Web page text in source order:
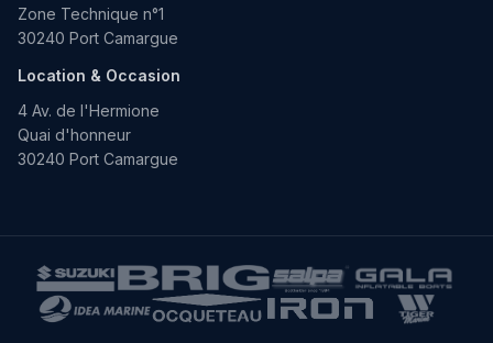
Zone Technique n°1
30240 Port Camargue
Location & Occasion
4 Av. de l'Hermione
Quai d'honneur
30240 Port Camargue